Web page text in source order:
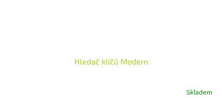
Hledač klíčů Modern
Skladem